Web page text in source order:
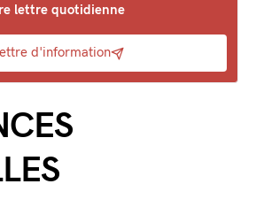
lettre quotidienne
d'information